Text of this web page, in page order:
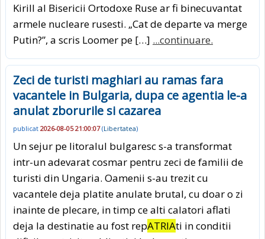
Kirill al Bisericii Ortodoxe Ruse ar fi binecuvantat
armele nucleare rusesti. „Cat de departe va merge
Putin?”, a scris Loomer pe […] ...continuare.
Zeci de turisti maghiari au ramas fara
vacantele in Bulgaria, dupa ce agentia le-a
anulat zborurile si cazarea
publicat 2026-08-05 21:00:07(Libertatea)
Un sejur pe litoralul bulgaresc s-a transformat
intr-un adevarat cosmar pentru zeci de familii de
turisti din Ungaria. Oamenii s-au trezit cu
vacantele deja platite anulate brutal, cu doar o zi
inainte de plecare, in timp ce alti calatori aflati
deja la destinatie au fost repATRIAti in conditii